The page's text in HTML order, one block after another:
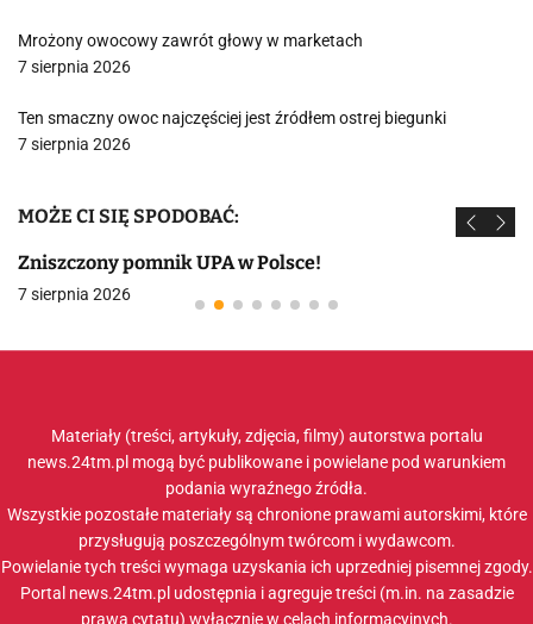
Mrożony owocowy zawrót głowy w marketach
7 sierpnia 2026
Ten smaczny owoc najczęściej jest źródłem ostrej biegunki
7 sierpnia 2026
MOŻE CI SIĘ SPODOBAĆ:
Zniszczony pomnik UPA w Polsce!
7 sierpnia 2026
Materiały (treści, artykuły, zdjęcia, filmy) autorstwa portalu
news.24tm.pl mogą być publikowane i powielane pod warunkiem
podania wyraźnego źródła.
Wszystkie pozostałe materiały są chronione prawami autorskimi, które
przysługują poszczególnym twórcom i wydawcom.
Powielanie tych treści wymaga uzyskania ich uprzedniej pisemnej zgody.
Portal news.24tm.pl udostępnia i agreguje treści (m.in. na zasadzie
prawa cytatu) wyłącznie w celach informacyjnych.